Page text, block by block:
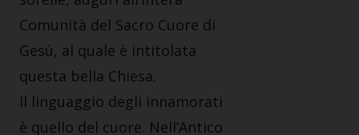
Comunità del Sacro Cuore di
Gesù, al quale è intitolata
questa bella Chiesa.
Il linguaggio degli innamorati
è quello del cuore. Nell’Antico